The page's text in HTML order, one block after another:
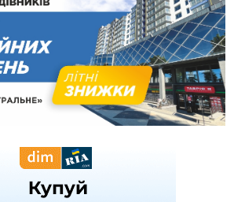
у розбещенні малолітньої
проти Гвіздецької селищної ради
земельного податку
про значний дощ на Прикарпатті
на межі Прикарпаття та Львівщини
на аукціон за 830 млн
невідомі скоїли наругу над могилою УПА
Ярославський НПЗ та кораблі
фсб у Керчі